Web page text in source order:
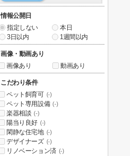
情報公開日
指定しない
本日
3日以内
1週間以内
画像・動画あり
画像あり
動画あり
こだわり条件
ペット飼育可 (-)
ペット専用設備 (-)
楽器相談 (-)
陽当り良好 (-)
閑静な住宅地 (-)
デザイナーズ (-)
リノベーション済 (-)